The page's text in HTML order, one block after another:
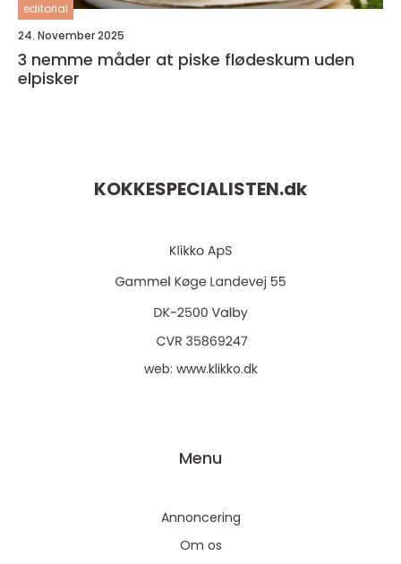
editorial
24. November 2025
3 nemme måder at piske flødeskum uden
elpisker
KOKKESPECIALISTEN.dk
web: www.klikko.dk
Menu
Annoncering
Om os